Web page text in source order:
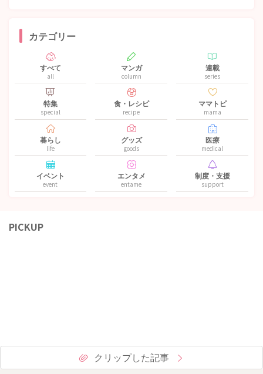
カテゴリー
すべて
all
マンガ
column
連載
series
特集
special
食・レシピ
recipe
ママトピ
mama
暮らし
life
グッズ
goods
医療
medical
イベント
event
エンタメ
entame
制度・支援
support
PICKUP
クリップした記事